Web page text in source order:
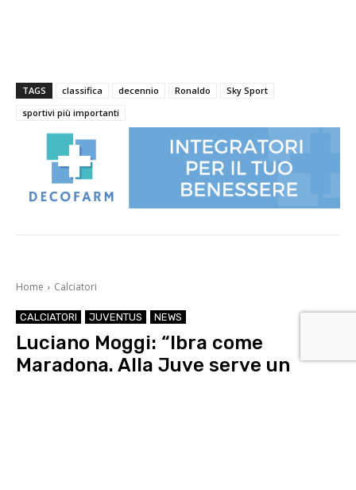
TAGS classifica decennio Ronaldo
Sky Sport
sportivi più importanti